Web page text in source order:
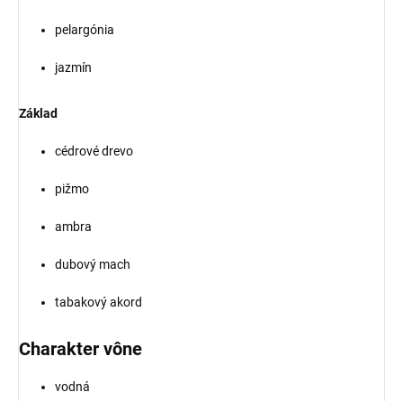
pelargónia
jazmín
Základ
cédrové drevo
pižmo
ambra
dubový mach
tabakový akord
Charakter vône
vodná